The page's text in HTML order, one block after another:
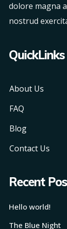
dolore magna
nostrud
QuickLinks
About Us
FAQ
Blog
Contact Us
Recent
Hello world!
The Blue Night